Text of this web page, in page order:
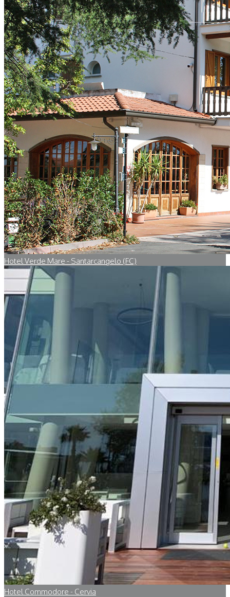
Hotel Verde Mare - Santarcangelo (FC)
Hotel Commodore - Cervia